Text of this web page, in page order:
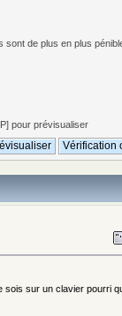
de plus en plus
pour prévisualiser
sois sur un clavier pourri